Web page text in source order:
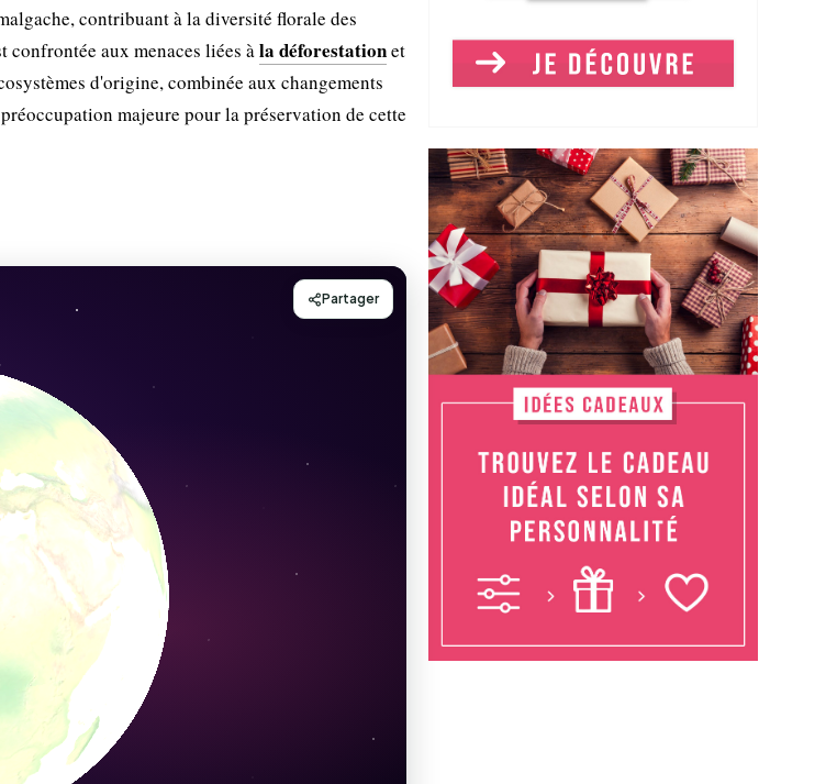
contribuant à la diversité florale des
confrontée aux menaces liées àla déforestationet
d'origine, combinée aux changements
majeure pour la préservation de cette